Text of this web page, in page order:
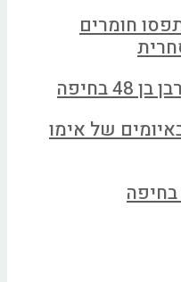
חומרים
בחיפה
באיומים של אימו